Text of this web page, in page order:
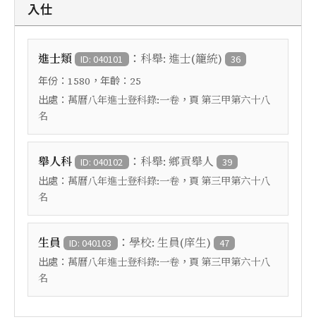
入仕
進士類 ID: 040101 ： 科舉: 進士(籠統) 36
年份： 1580 ，年齡： 25
出處： 萬曆八年進士登科錄:一卷 ，頁 第三甲第六十八
名
舉人科 ID: 040102 ： 科舉: 鄉貢舉人 39
出處： 萬曆八年進士登科錄:一卷 ，頁 第三甲第六十八
名
生員 ID: 040103 ： 學校: 生員(庠生) 47
出處： 萬曆八年進士登科錄:一卷 ，頁 第三甲第六十八
名